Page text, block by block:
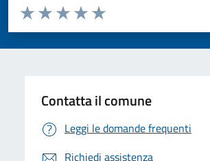
Valuta da 1 a 5 stelle la pagina
Valuta 5 stelle su 5
Valuta 4 stelle su 5
Valuta 3 stelle su 5
Valuta 2 stelle su 5
Valuta 1 stelle su 5
Contatta il comune
Leggi le domande frequenti
Richiedi assistenza